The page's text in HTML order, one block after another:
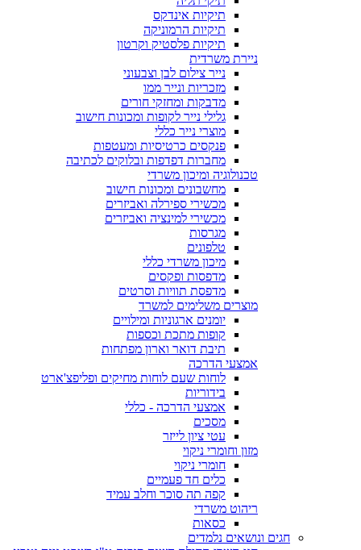
תיקיות אינדקס
תיקיות הרמוניקה
תיקיות פלסטיק וקרטון
ניירת משרדית
נייר צילום לבן וצבעוני
מזכריות ונייר ממו
מדבקות ומחזקי חורים
גלילי נייר לקופות ומכונות חישוב
מוצרי נייר כללי
פנקסים כרטיסיות ומעטפות
מחברות דפדפות ובלוקים לכתיבה
טכנולוגיה ומיכון משרדי
מחשבונים ומכונות חישוב
מכשירי ספירלה ואביזרים
מכשירי למינציה ואביזרים
מגרסות
טלפונים
מיכון משרדי כללי
מדפסות ופקסים
מדפסת תוויות וסרטים
מוצרים משלימים למשרד
יומנים ארגוניות ומילויים
קופות מתכת וכספות
תיבת דואר וארון מפתחות
אמצעי הדרכה
לוחות שעם לוחות מחיקים ופליפצ'ארט
בידוריות
אמצעי הדרכה - כללי
מסכים
עטי ציון לייזר
מזון וחומרי ניקוי
חומרי ניקוי
כלים חד פעמיים
קפה תה סוכר וחלב עמיד
ריהוט משרדי
כסאות
חגים ונושאים נלמדים